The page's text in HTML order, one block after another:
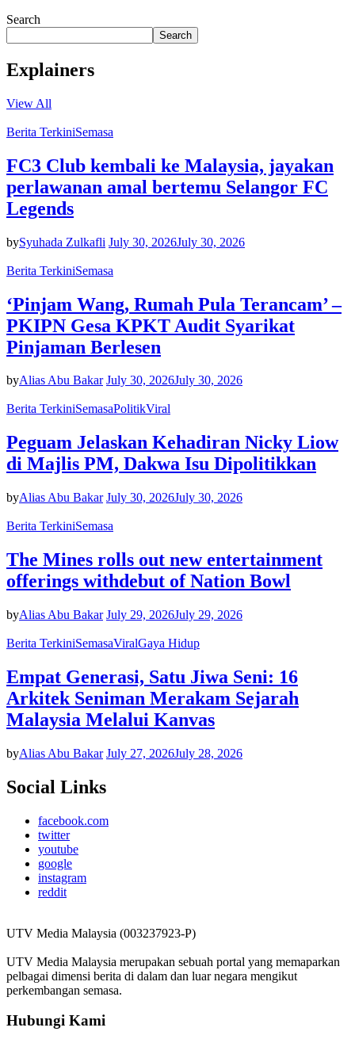
Search
Search
Explainers
View All
Berita TerkiniSemasa
FC3 Club kembali ke Malaysia, jayakan
perlawanan amal bertemu Selangor FC
Legends
bySyuhada Zulkafli July 30, 2026July 30, 2026
Berita TerkiniSemasa
‘Pinjam Wang, Rumah Pula Terancam’ –
PKIPN Gesa KPKT Audit Syarikat
Pinjaman Berlesen
byAlias Abu Bakar July 30, 2026July 30, 2026
Berita TerkiniSemasaPolitikViral
Peguam Jelaskan Kehadiran Nicky Liow
di Majlis PM, Dakwa Isu Dipolitikkan
byAlias Abu Bakar July 30, 2026July 30, 2026
Berita TerkiniSemasa
The Mines rolls out new entertainment
offerings withdebut of Nation Bowl
byAlias Abu Bakar July 29, 2026July 29, 2026
Berita TerkiniSemasaViralGaya Hidup
Empat Generasi, Satu Jiwa Seni: 16
Arkitek Seniman Merakam Sejarah
Malaysia Melalui Kanvas
byAlias Abu Bakar July 27, 2026July 28, 2026
Social Links
facebook.com
twitter
youtube
google
instagram
reddit
UTV Media Malaysia (003237923-P)
UTV Media Malaysia merupakan sebuah portal yang memaparkan
pelbagai dimensi berita di dalam dan luar negara mengikut
perkembangan semasa.
Hubungi Kami